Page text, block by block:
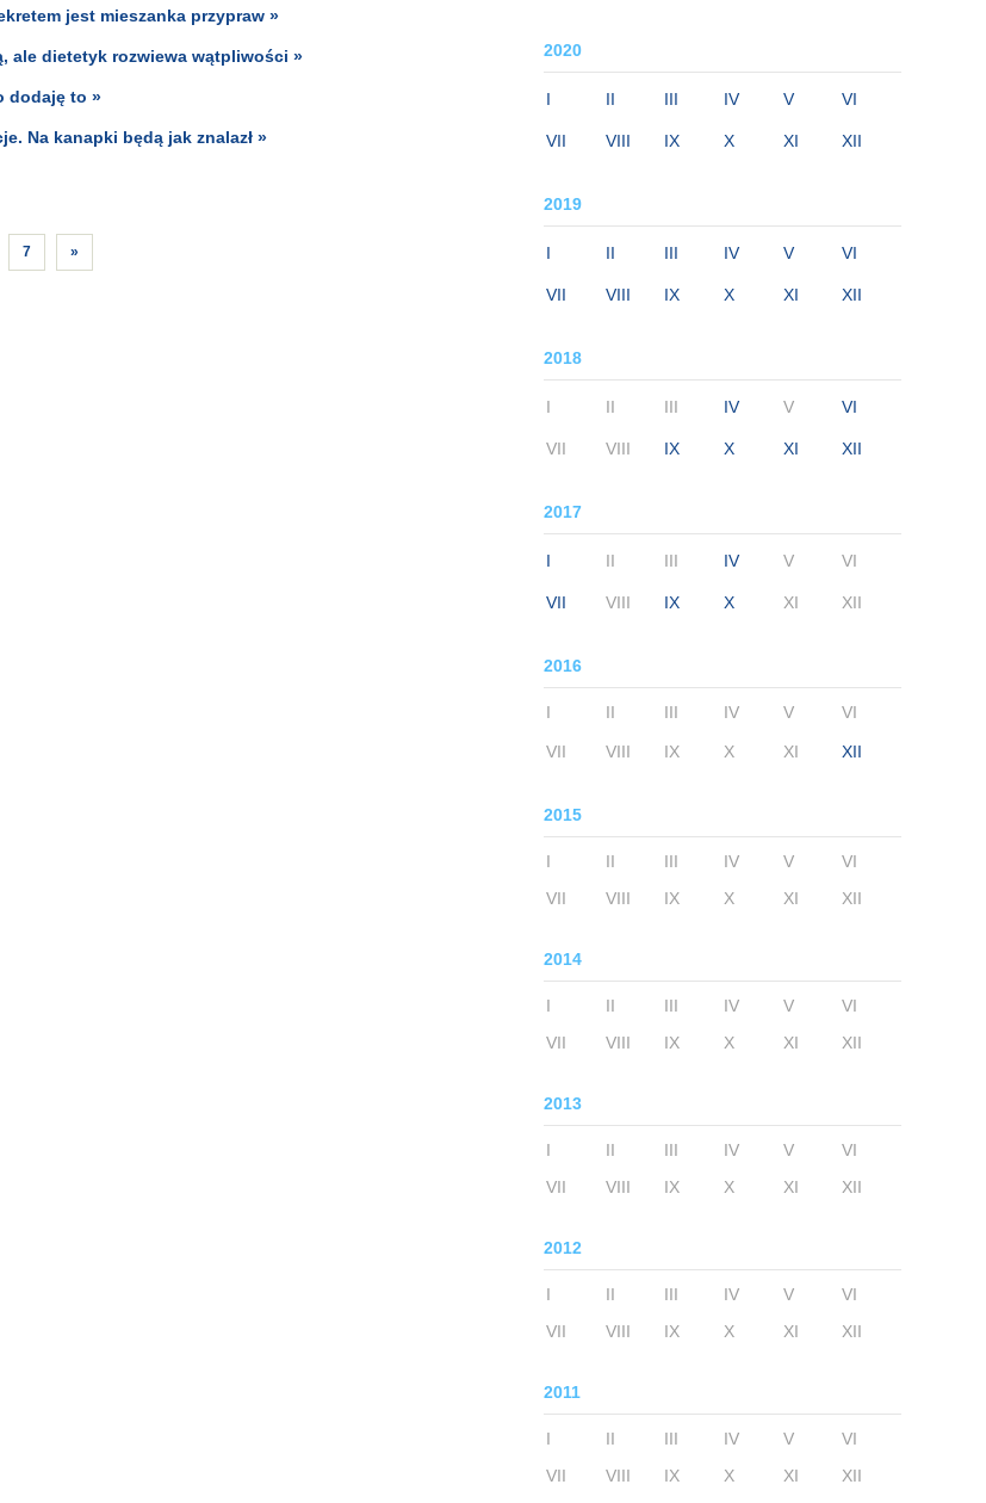
2020
I II III IV V VI
VII VIII IX X XI XII
2019
I II III IV V VI
VII VIII IX X XI XII
2018
I II III IV V VI
VII VIII IX X XI XII
2017
I II III IV V VI
VII VIII IX X XI XII
2016
I II III IV V VI
VII VIII IX X XI XII
2015
I II III IV V
VI
VII
VIII IX X XI XII
2014
I II III IV V
VI
VII
VIII IX X XI XII
2013
I II III IV V
VI
VII
VIII IX X XI XII
2012
I II III IV V
VI
VII
VIII IX X XI XII
2011
I II III IV V
VI
VII
VIII IX X XI XII
jest mieszanka przypraw »
ale dietetyk rozwiewa wątpliwości »
dodaję to »
Na kanapki będą jak znalazł »
7 »